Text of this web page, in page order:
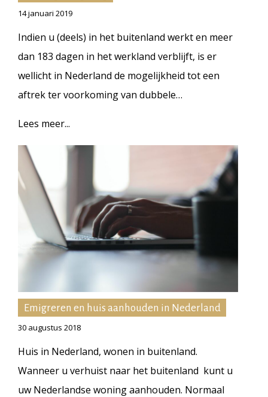
14 januari 2019
Indien u (deels) in het buitenland werkt en meer
dan 183 dagen in het werkland verblijft, is er
wellicht in Nederland de mogelijkheid tot een
aftrek ter voorkoming van dubbele…
Lees meer...
Emigreren en huis aanhouden in Nederland
30 augustus 2018
Huis in Nederland, wonen in buitenland.
Wanneer u verhuist naar het buitenland kunt u
uw Nederlandse woning aanhouden. Normaal